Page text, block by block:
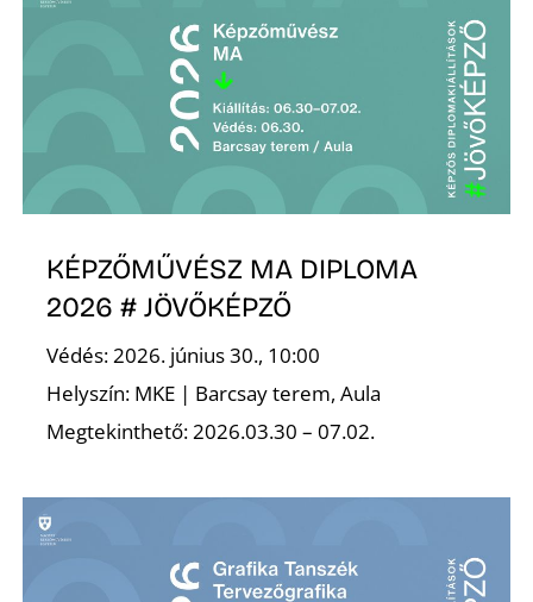
KÉPZŐMŰVÉSZ MA DIPLOMA
2026 # JÖVŐKÉPZŐ
Védés: 2026. június 30., 10:00
Helyszín: MKE | Barcsay terem, Aula
Megtekinthető: 2026.03.30 – 07.02.